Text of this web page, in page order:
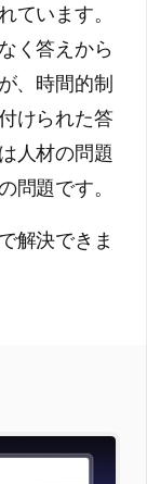
ています。
く答えから
、時間的制
けられた答
人材の問題
問題です。
解決できま